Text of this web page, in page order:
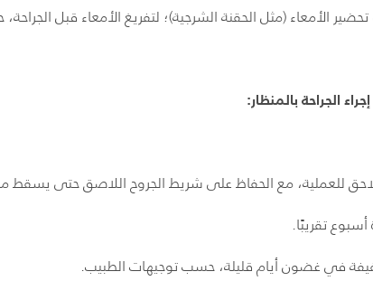
الأمعاء (مثل الحقنة الشرجية)؛ لتفريغ الأمعاء قبل
الجراحة بالمنظار:
للعملية، مع الحفاظ على شريط الجروح اللاصق حتى يسقط
تقريبًا.
في غضون أيام قليلة، حسب توجيهات الطبيب.